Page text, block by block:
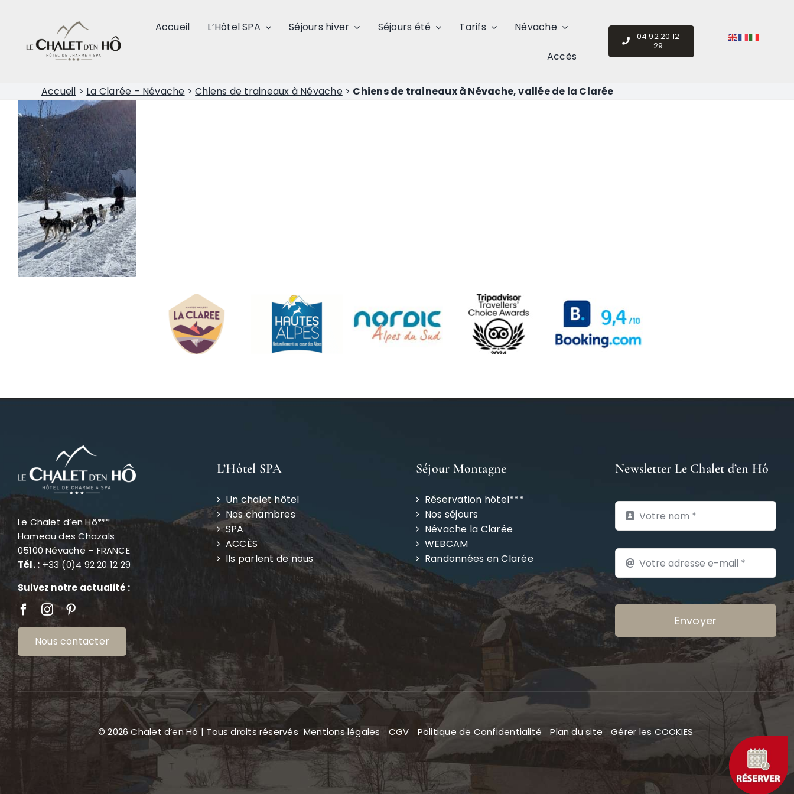
Accueil L’Hôtel SPA Séjours hiver Séjours été Tarifs Névache
Accès
04 92 20 12
29
Accueil > La Clarée – Névache >Chiens de traineaux à Névache> Chiens de traineaux à Névache, vallée de la Clarée
Le Chalet d’en Hô***
Hameau des Chazals
05100 Névache – FRANCE
Tél. : +33 (0)4 92 20 12 29
Suivez notre actualité :
Nous contacter
L’Hôtel SPA
Un chalet hôtel
Nos chambres
SPA
ACCÈS
Ils parlent de nous
Séjour Montagne
Réservation hôtel***
Nos séjours
Névache la Clarée
WEBCAM
Randonnées en Clarée
Newsletter Le Chalet d’en Hô
Envoyer
© 2026 Chalet d’en Hô | Tous droits réservés Mentions légales CGV Politique de Confidentialité Plan du site Gérer les COOKIES